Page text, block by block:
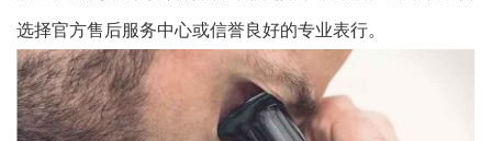
选择官方售后服务中心或信誉良好的专业表行。